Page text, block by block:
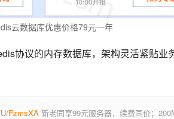
云数据库优惠价格79元一年
协议的内存数据库，架构灵活紧贴
FzmsXA 新老同享99元服务器，续费同价；